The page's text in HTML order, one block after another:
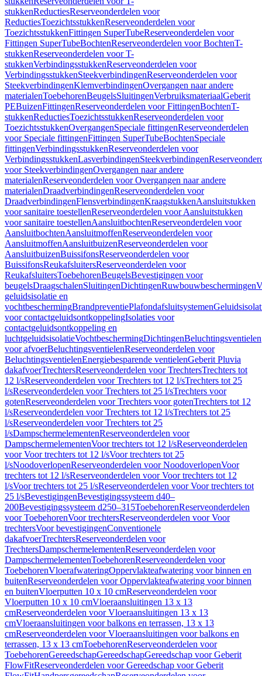
stukkenReductiesReserveonderdelen voor
ReductiesToezichtsstukkenReserveonderdelen voor
ToezichtsstukkenFittingen SuperTubeReserveonderdelen voor
Fittingen SuperTubeBochtenReserveonderdelen voor BochtenT-
stukkenReserveonderdelen voor T-
stukkenVerbindingsstukkenReserveonderdelen voor
VerbindingsstukkenSteekverbindingenReserveonderdelen voor
SteekverbindingenKlemverbindingenOvergangen naar andere
materialenToebehorenBeugelsSluitingenVerbruiksmateriaalGeberit
PEBuizenFittingenReserveonderdelen voor FittingenBochtenT-
stukkenReductiesToezichtsstukkenReserveonderdelen voor
ToezichtsstukkenOvergangenSpeciale fittingenReserveonderdelen
voor Speciale fittingenFittingen SuperTubeBochtenSpeciale
fittingenVerbindingsstukkenReserveonderdelen voor
VerbindingsstukkenLasverbindingenSteekverbindingen
voor SteekverbindingenOvergangen naar andere
materialenReserveonderdelen voor Overgangen naar andere
materialenDraadverbindingenReserveonderdelen voor
DraadverbindingenFlensverbindingenKraagstukkenAansluitstukken
voor sanitaire toestellenReserveonderdelen voor Aansluitstukken
voor sanitaire toestellenAansluitbochtenReserveonderdelen voor
AansluitbochtenAansluitmoffenReserveonderdelen voor
AansluitmoffenAansluitbuizenReserveonderdelen voor
AansluitbuizenBuissifonsReserveonderdelen voor
BuissifonsReukafsluitersReserveonderdelen voor
ReukafsluitersToebehorenBeugelsBevestigingen voor
beugelsDraagschalenSluitingenDichtingenRuwbouwbeschermingen
geluidsisolatie en
vochtbeschermingBrandpreventiePlafondafsluitsystemen
voor contactgeluidsontkoppelingIsolaties voor
contactgeluidsontkoppeling en
luchtgeluidsisolatieVochtbeschermingDichtingenBeluchtingsventielen
voor afvoerBeluchtingsventielenReserveonderdelen voor
BeluchtingsventielenEnergiebesparende ventielenGeberit Pluvia
dakafvoerTrechtersReserveonderdelen voor TrechtersTrechters tot
12 l/sReserveonderdelen voor Trechters tot 12 l/sTrechters tot 25
l/sReserveonderdelen voor Trechters tot 25 l/sTrechters voor
gotenReserveonderdelen voor Trechters voor gotenTrechters tot 12
l/sReserveonderdelen voor Trechters tot 12 l/sTrechters tot 25
l/sReserveonderdelen voor Trechters tot 25
l/sDampschermelementenReserveonderdelen voor
DampschermelementenVoor trechters tot 12 l/sReserveonderdelen
voor Voor trechters tot 12 l/sVoor trechters tot 25
l/sNoodoverlopenReserveonderdelen voor NoodoverlopenVoor
trechters tot 12 l/sReserveonderdelen voor Voor trechters tot 12
l/sVoor trechters tot 25 l/sReserveonderdelen voor Voor trechters tot
25 l/sBevestigingenBevestigingssysteem d40–
200Bevestigingssysteem d250–315ToebehorenReserveonderdelen
voor ToebehorenVoor trechtersReserveonderdelen voor Voor
trechtersVoor bevestigingenConventionele
dakafvoerTrechtersReserveonderdelen voor
TrechtersDampschermelementenReserveonderdelen voor
DampschermelementenToebehorenReserveonderdelen voor
ToebehorenVloerafwateringOppervlakteafwatering voor binnen en
buitenReserveonderdelen voor Oppervlakteafwatering voor binnen
en buitenVloerputten 10 x 10 cmReserveonderdelen voor
Vloerputten 10 x 10 cmVloeraansluitingen 13 x 13
cmReserveonderdelen voor Vloeraansluitingen 13 x 13
cmVloeraansluitingen voor balkons en terrassen, 13 x 13
cmReserveonderdelen voor Vloeraansluitingen voor balkons en
terrassen, 13 x 13 cmToebehorenReserveonderdelen voor
ToebehorenGereedschapGereedschapGereedschap voor Geberit
FlowFitReserveonderdelen voor Gereedschap voor Geberit